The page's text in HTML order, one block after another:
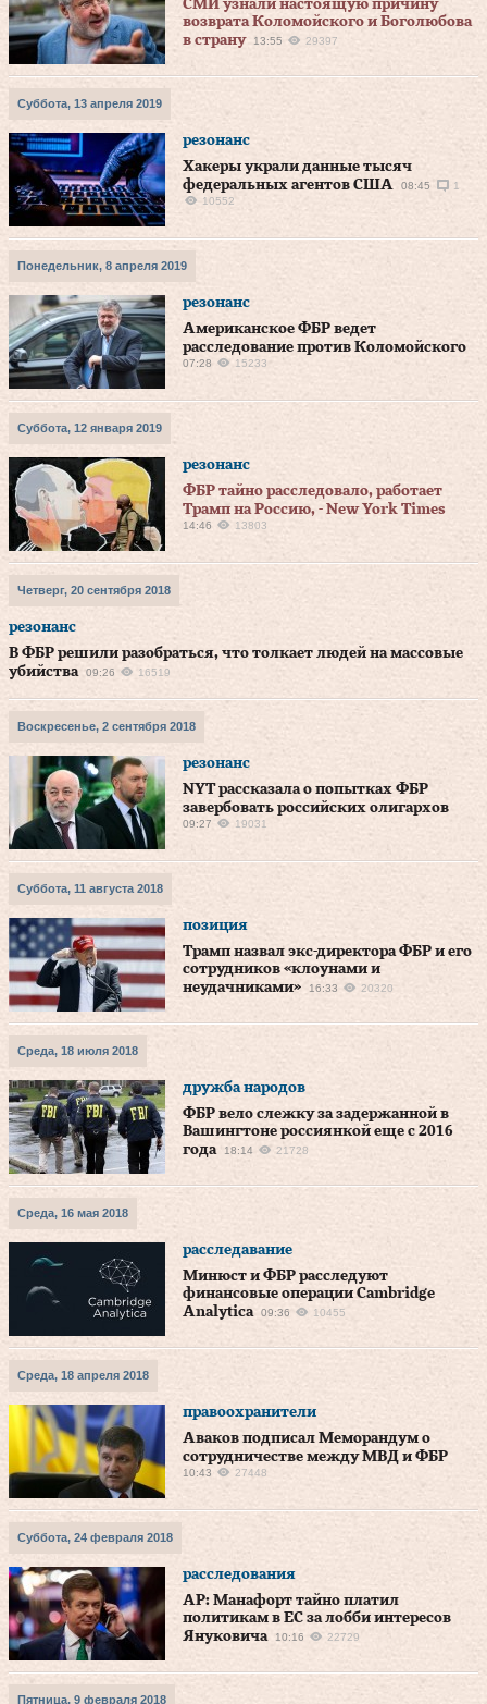
СМИ узнали настоящую причину
возврата Коломойского и Боголюбова
в страну
13:55 29397
Суббота, 13 апреля 2019
резонанс
Хакеры украли данные тысяч
федеральных агентов США
08:45
1
10552
Понедельник, 8 апреля 2019
резонанс
Американское ФБР ведет
расследование против Коломойского
07:28 15233
Суббота, 12 января 2019
резонанс
ФБР тайно расследовало, работает
Трамп на Россию, - New York Times
14:46 13803
Четверг, 20 сентября 2018
резонанс
В ФБР решили разобраться, что толкает людей на массовые
убийства
09:26 16519
Воскресенье, 2 сентября 2018
резонанс
NYT рассказала о попытках ФБР
завербовать российских олигархов
09:27 19031
Суббота, 11 августа 2018
позиция
Трамп назвал экс-директора ФБР и его
сотрудников «клоунами и
неудачниками»
16:33 20320
Среда, 18 июля 2018
дружба народов
ФБР вело слежку за задержанной в
Вашингтоне россиянкой еще с 2016
года
18:14 21728
Среда, 16 мая 2018
расследавание
Минюст и ФБР расследуют
финансовые операции Cambridge
Analytica
09:36 10455
Среда, 18 апреля 2018
правоохранители
Аваков подписал Меморандум о
сотрудничестве между МВД и ФБР
10:43 27448
Суббота, 24 февраля 2018
расследования
АР: Манафорт тайно платил
политикам в ЕС за лобби интересов
Януковича
10:16 22729
Пятница, 9 февраля 2018